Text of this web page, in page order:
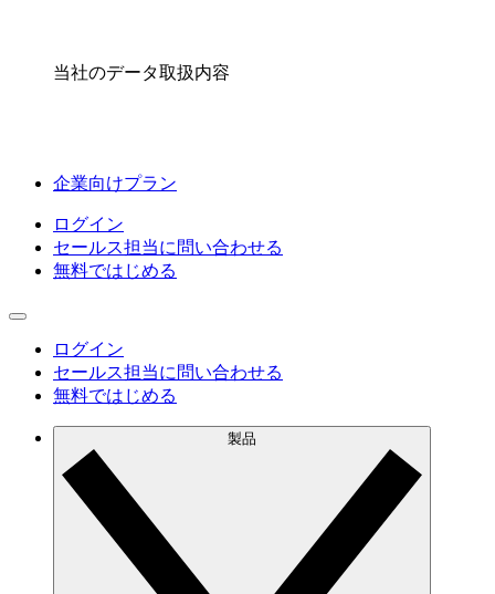
当社のデータ取扱内容
企業向けプラン
ログイン
セールス担当に問い合わせる
無料ではじめる
ログイン
セールス担当に問い合わせる
無料ではじめる
製品